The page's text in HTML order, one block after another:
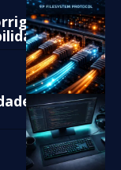
2FA e
e